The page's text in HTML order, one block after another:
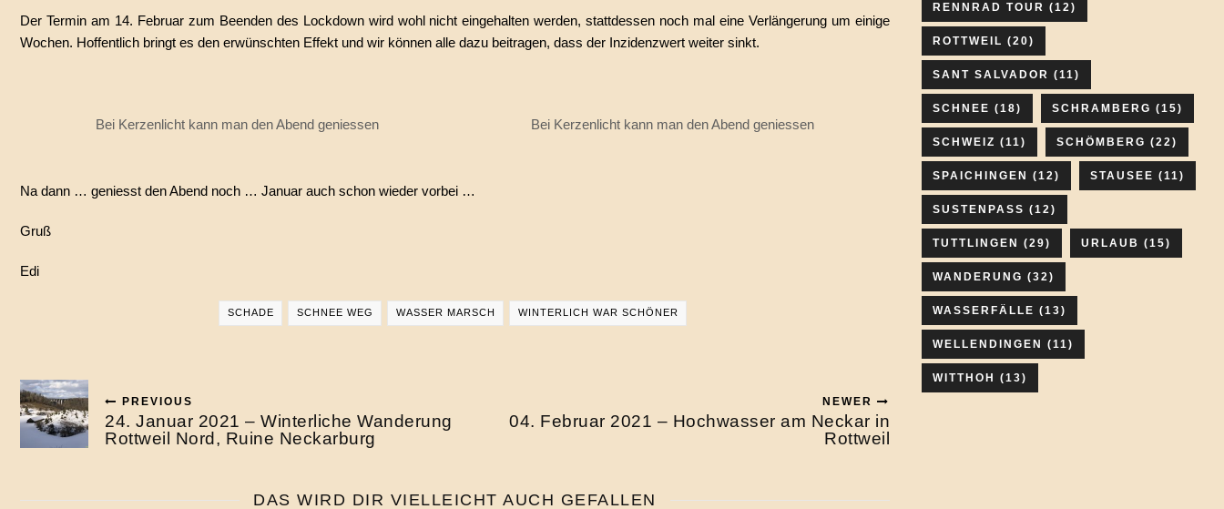
Der Termin am 14. Februar zum Beenden des Lockdown wird wohl nicht eingehalten werden, stattdessen noch mal eine Verlängerung um einige
Wochen. Hoffentlich bringt es den erwünschten Effekt und wir können alle dazu beitragen, dass der Inzidenzwert weiter sinkt.
Bei Kerzenlicht kann man den Abend geniessen Bei Kerzenlicht kann man den Abend geniessen
Na dann … geniesst den Abend noch … Januar auch schon wieder vorbei …
Gruß
Edi
SCHADE SCHNEE WEG WASSER MARSCH WINTERLICH WAR SCHÖNER
PREVIOUS
24. Januar 2021 – Winterliche Wanderung
Rottweil Nord, Ruine Neckarburg
NEWER
04. Februar 2021 – Hochwasser am Neckar in
Rottweil
DAS WIRD DIR VIELLEICHT AUCH GEFALLEN
RENNRAD TOUR (12)
ROTTWEIL (20)
SANT SALVADOR (11)
SCHNEE (18) SCHRAMBERG (15)
SCHWEIZ (11) SCHÖMBERG (22)
SPAICHINGEN (12) STAUSEE (11)
SUSTENPASS (12)
TUTTLINGEN (29) URLAUB (15)
WANDERUNG (32)
WASSERFÄLLE (13)
WELLENDINGEN (11)
WITTHOH (13)